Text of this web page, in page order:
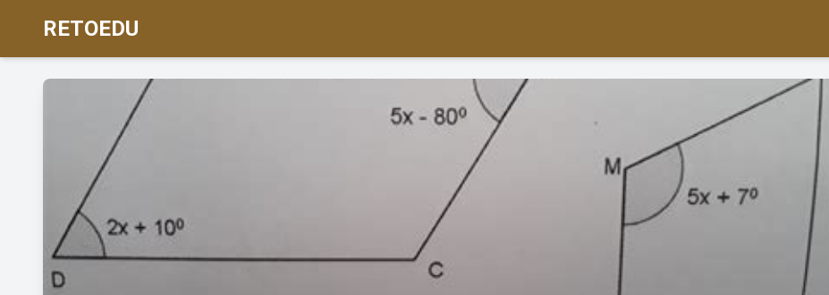
RETOEDU